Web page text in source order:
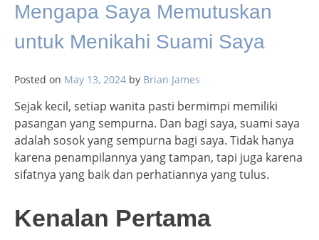
Mengapa Saya Memutuskan
untuk Menikahi Suami Saya
Posted on May 13, 2024 by Brian James
Sejak kecil, setiap wanita pasti bermimpi memiliki
pasangan yang sempurna. Dan bagi saya, suami saya
adalah sosok yang sempurna bagi saya. Tidak hanya
karena penampilannya yang tampan, tapi juga karena
sifatnya yang baik dan perhatiannya yang tulus.
Kenalan Pertama